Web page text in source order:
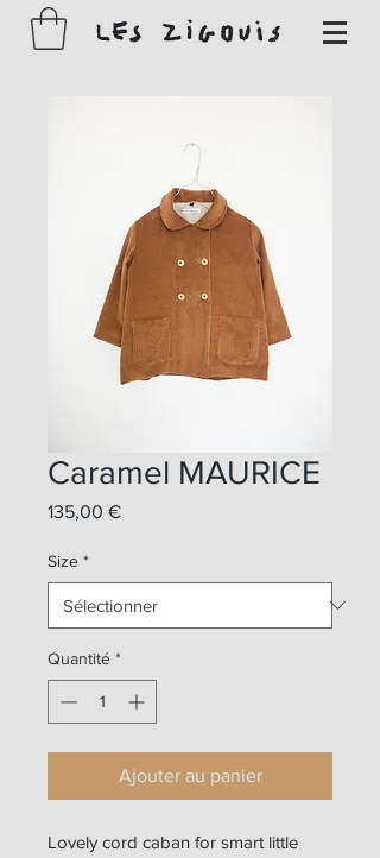
Caramel MAURICE
135,00 €Prix
Size *
Quantité *
Ajouter au panier
Lovely cord caban for smart little